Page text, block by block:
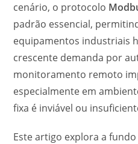
cenário, o protocolo
padrão essencial,
equipamentos industriais
crescente demanda por
monitoramento remoto
especialmente em
fixa é inviável ou
Este artigo explora a fundo